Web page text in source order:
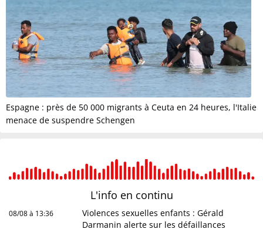
Espagne : près de 50 000 migrants à Ceuta en 24 heures, l'Italie
menace de suspendre Schengen
L'info en continu
08/08 à 13:36
Violences sexuelles enfants : Gérald
Darmanin alerte sur les défaillances